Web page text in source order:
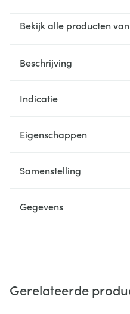
Bekijk alle producten
Beschrijving
Indicatie
Eigenschappen
Samenstelling
Gegevens
Gerelateerde